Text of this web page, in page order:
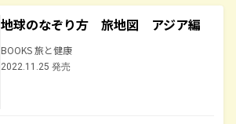
地球のなぞり方 旅地図 アジア編
BOOKS 旅と健康
2022.11.25 発売